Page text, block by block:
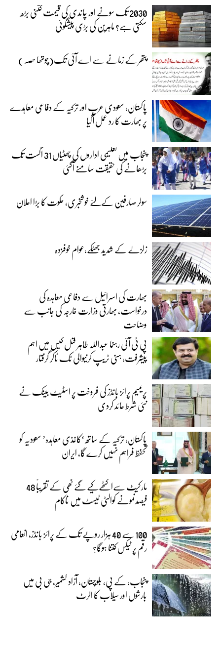
2030 تک سونے اور چاندی کی قیمت کتنی بڑھ
سکتی ہے؟ ماہرین کی بڑی پیشگوئی
پتھر کے زمانے سے اے آئی تک(چوتھا حصہ)
پاکستان، سعودی عرب اور ترکیہ کے دفاعی معاہدے
پر بھارت کا رد عمل آگیا
پنجاب میں تعلیمی اداروں کی چھٹیاں 31 اگست تک
بڑھانے کی حقیقت سامنے آگئی
سولر صارفین کےلئے خوشخبری، حکوت کا بڑا اعلان
زلزلے کے شدید جھٹکے،عوام خوفزدہ
بھارت کی اسرائیل سے دفاعی معاہدہ کی
درخواست، بھارتی وزارت خارجہ کی جانب سے
وضاحت
پی ٹی آئی رہنما عبداللہ طاہر قتل کیس میں اہم
پیشرفت، ہنی ٹریپ کرنیوالی ٹک ٹاکر گرفتار
پریمیم پرائز بانڈز کی فروخت پر اسٹیٹ بینک نے
نئی شرط عائد کردی
پاکستان، ترکیہ کے ساتھ ‘کاغذی معاہدہ’ سعودیہ کو
تحفظ فراہم نہیں کرے گا، ایران
مارکیٹ سےاکٹھےکیے گئے گھی کے تقریباً 48
فیصدنمونے کوالٹی ٹیسٹ میں ناکام
100 سے 40 ہزار روپے تک کے پرائز بانڈز، انعامی
رقم پر ٹیکس کتنا ہوگا؟
پنجاب، کے پی، بلوچستان، آزاد کشمیر، جی بی میں
بارشوں اور سیلاب کا الرٹ